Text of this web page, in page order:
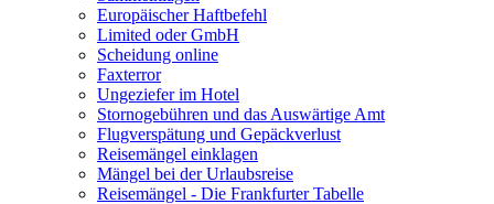
Europäischer Haftbefehl
Limited oder GmbH
Scheidung online
Faxterror
Ungeziefer im Hotel
Stornogebühren und das Auswärtige Amt
Flugverspätung und Gepäckverlust
Reisemängel einklagen
Mängel bei der Urlaubsreise
Reisemängel - Die Frankfurter Tabelle